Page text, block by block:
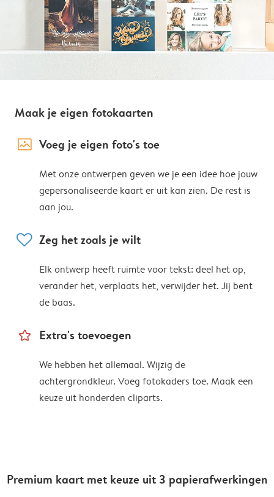
Maak je eigen fotokaarten
image_placeholder Voeg je eigen foto's toe
Met onze ontwerpen geven we je een idee hoe jouw
gepersonaliseerde kaart er uit kan zien. De rest is
aan jou.
heart Zeg het zoals je wilt
Elk ontwerp heeft ruimte voor tekst: deel het op,
verander het, verplaats het, verwijder het. Jij bent
de baas.
star_outline Extra's toevoegen
We hebben het allemaal. Wijzig de
achtergrondkleur. Voeg fotokaders toe. Maak een
keuze uit honderden cliparts.
Premium kaart met keuze uit 3 papierafwerkingen